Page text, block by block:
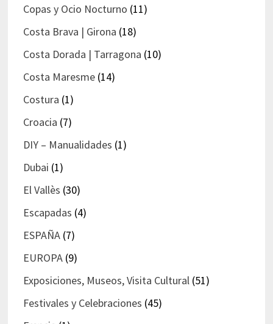
Copas y Ocio Nocturno (11)
Costa Brava | Girona (18)
Costa Dorada | Tarragona (10)
Costa Maresme(14)
Costura (1)
Croacia (7)
DIY – Manualidades (1)
Dubai (1)
El Vallès (30)
Escapadas (4)
ESPAÑA(7)
EUROPA(9)
Exposiciones, Museos, Visita Cultural(51)
Festivales y Celebraciones (45)